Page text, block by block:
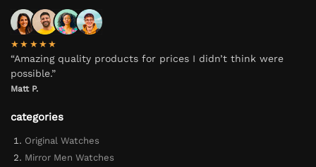
★★★★★
“Amazing quality products for prices I didn’t think were
possible.”
Matt P.
categories
Original Watches
Mirror Men Watches